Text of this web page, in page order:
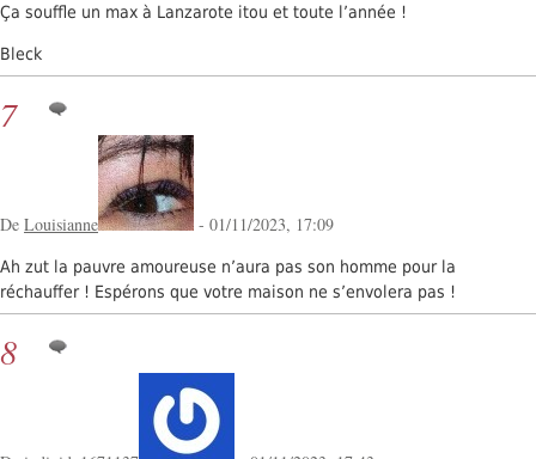
Ça souffle un max à Lanzarote itou et toute l’année !
Bleck
7
De Louisianne - 01/11/2023, 17:09
Ah zut la pauvre amoureuse n’aura pas son homme pour la
réchauffer ! Espérons que votre maison ne s’envolera pas !
8